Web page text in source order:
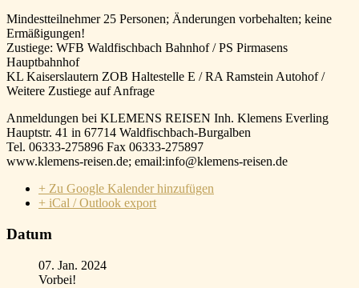
Mindestteilnehmer 25 Personen; Änderungen vorbehalten; keine
Ermäßigungen!
Zustiege: WFB Waldfischbach Bahnhof / PS Pirmasens
Hauptbahnhof
KL Kaiserslautern ZOB Haltestelle E / RA Ramstein Autohof /
Weitere Zustiege auf Anfrage
Anmeldungen bei KLEMENS REISEN Inh. Klemens Everling
Hauptstr. 41 in 67714 Waldfischbach-Burgalben
Tel. 06333-275896 Fax 06333-275897
www.klemens-reisen.de; email:info@klemens-reisen.de
+ Zu Google Kalender hinzufügen
+ iCal / Outlook export
Datum
07. Jan. 2024
Vorbei!